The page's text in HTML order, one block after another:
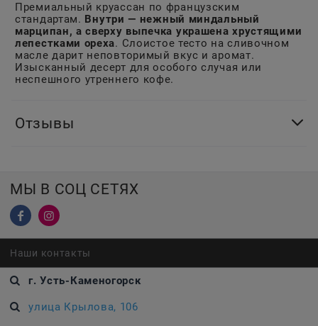
Премиальный круассан по французским
стандартам. Внутри — нежный миндальный
марципан, а сверху выпечка украшена хрустящими
лепестками ореха. Слоистое тесто на сливочном
масле дарит неповторимый вкус и аромат.
Изысканный десерт для особого случая или
неспешного утреннего кофе.
Отзывы
МЫ В СОЦ СЕТЯХ
Наши контакты
г. Усть-Каменогорск
улица Крылова, 106